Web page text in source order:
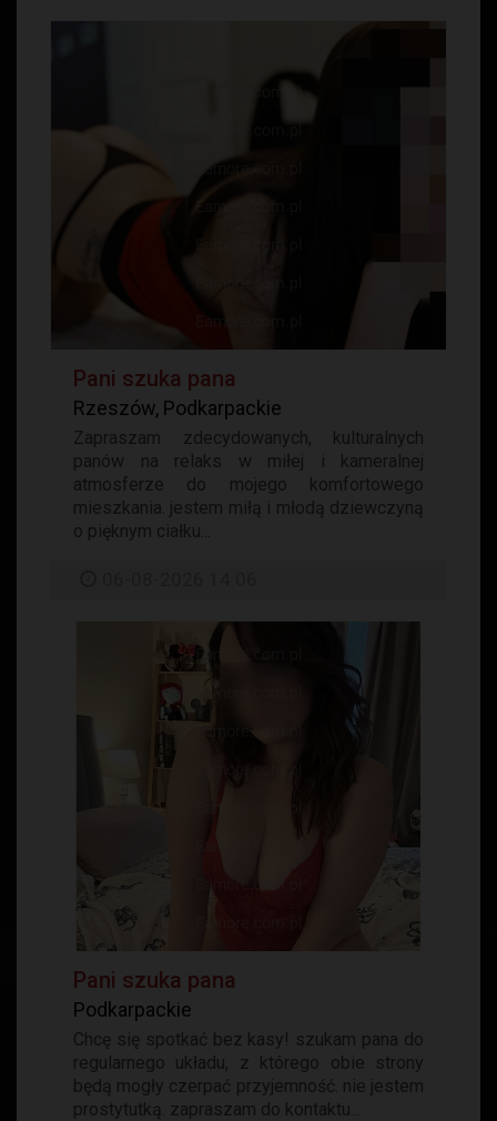
Pani szuka pana
Rzeszów, Podkarpackie
Zapraszam zdecydowanych, kulturalnych
panów na relaks w miłej i kameralnej
atmosferze do mojego komfortowego
mieszkania. jestem miłą i młodą dziewczyną
o pięknym ciałku...
Pani szuka pana
Podkarpackie
Chcę się spotkać bez kasy! szukam pana do
regularnego układu, z którego obie strony
będą mogły czerpać przyjemność. nie jestem
prostytutką. zapraszam do kontaktu...